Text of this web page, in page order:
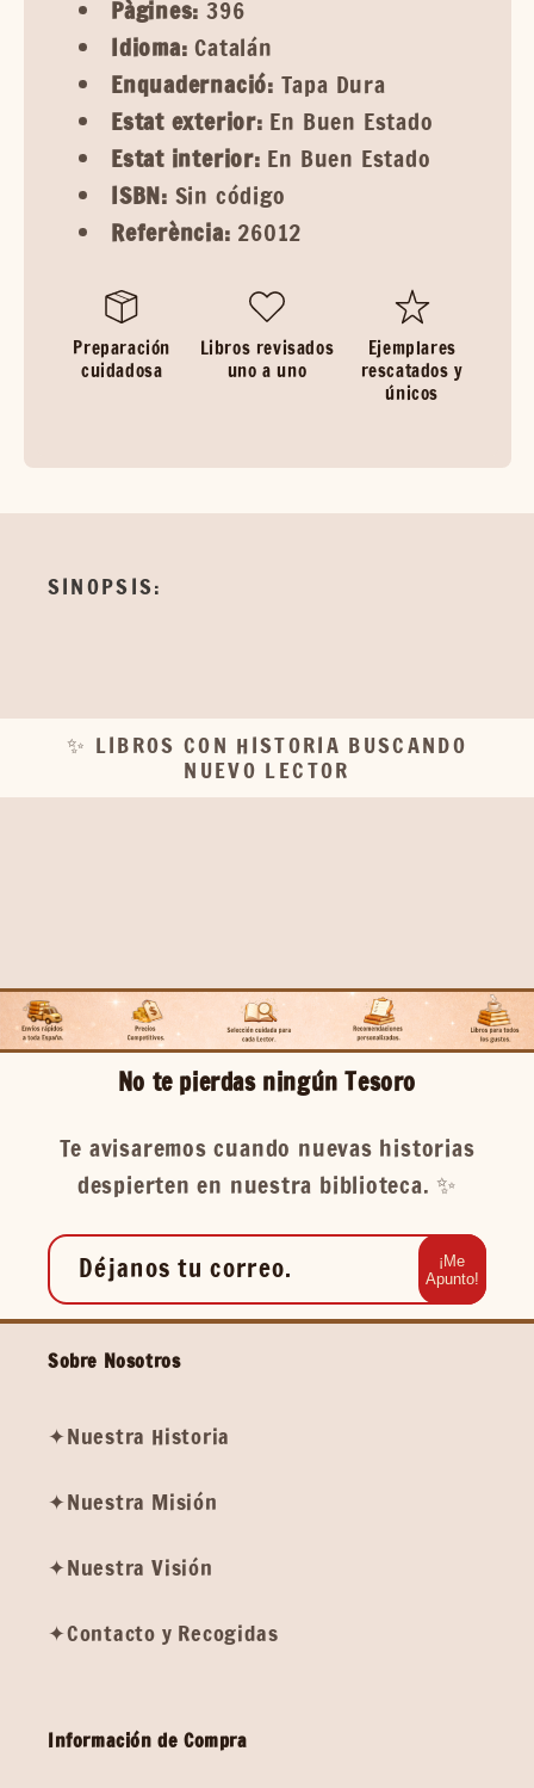
Pàgines: 396
Idioma: Catalán
Enquadernació: Tapa Dura
Estat exterior: En Buen Estado
Estat interior: En Buen Estado
ISBN: Sin código
Referència: 26012
Preparación
cuidadosa
Libros revisados
uno a uno
Ejemplares
rescatados y
únicos
SINOPSIS:
✨ LIBROS CON HISTORIA BUSCANDO
NUEVO LECTOR
No te pierdas ningún Tesoro
Te avisaremos cuando nuevas historias
despierten en nuestra biblioteca. ✨️
Déjanos tu correo.
¡Me
Apunto!
Sobre Nosotros
✦Nuestra Historia
✦Nuestra Misión
✦Nuestra Visión
✦Contacto y Recogidas
Información de Compra